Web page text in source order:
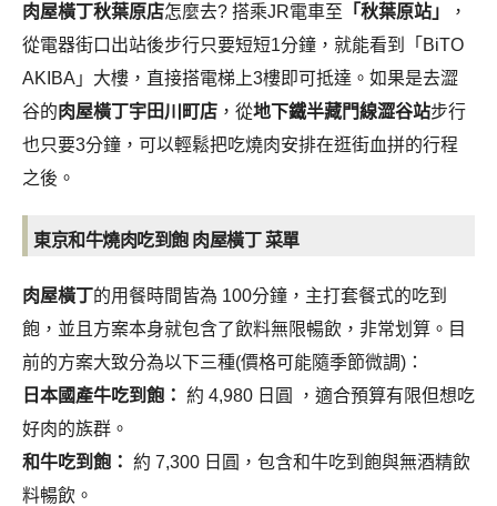
肉屋橫丁秋葉原店怎麼去? 搭乘JR電車至 「秋葉原站」
，
從電器街口出站後步行只要短短1分鐘，就能看到「BiTO
AKIBA」大樓，直接搭電梯上3樓即可抵達。如果是去澀
谷的肉屋橫丁宇田川町店 ，從地下鐵半藏門線澀谷站步行
也只要3分鐘，可以輕鬆把吃燒肉安排在逛街血拼的行程
之後。
東京和牛燒肉吃到飽 肉屋橫丁 菜單
肉屋橫丁的用餐時間皆為 100分鐘，主打套餐式的吃到
飽，並且方案本身就包含了飲料無限暢飲，非常划算。目
前的方案大致分為以下三種(價格可能隨季節微調)：
日本國產牛吃到飽： 約 4,980 日圓 ，適合預算有限但想吃
好肉的族群。
和牛吃到飽： 約 7,300 日圓，包含和牛吃到飽與無酒精飲
料暢飲。